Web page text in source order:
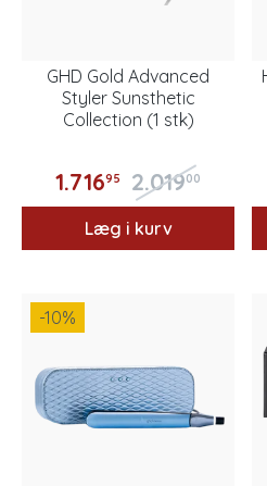
GHD Gold Advanced
Styler Sunsthetic
Collection (1 stk)
1.71695 2.01900
Læg i kurv
-10%